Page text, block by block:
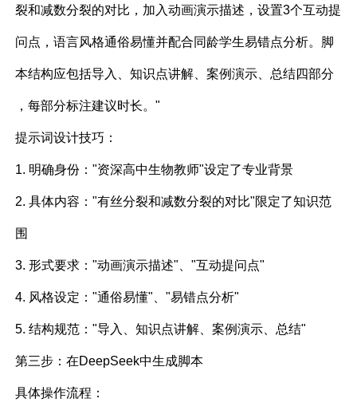
裂和减数分裂的对比，加入动画演示描述，设置3个互动提
问点，语言风格通俗易懂并配合同龄学生易错点分析。脚
本结构应包括导入、知识点讲解、案例演示、总结四部分
，每部分标注建议时长。"
提示词设计技巧：
1. 明确身份："资深高中生物教师"设定了专业背景
2. 具体内容："有丝分裂和减数分裂的对比"限定了知识范
围
3. 形式要求："动画演示描述"、"互动提问点"
4. 风格设定："通俗易懂"、"易错点分析"
5. 结构规范："导入、知识点讲解、案例演示、总结"
第三步：在DeepSeek中生成脚本
具体操作流程：